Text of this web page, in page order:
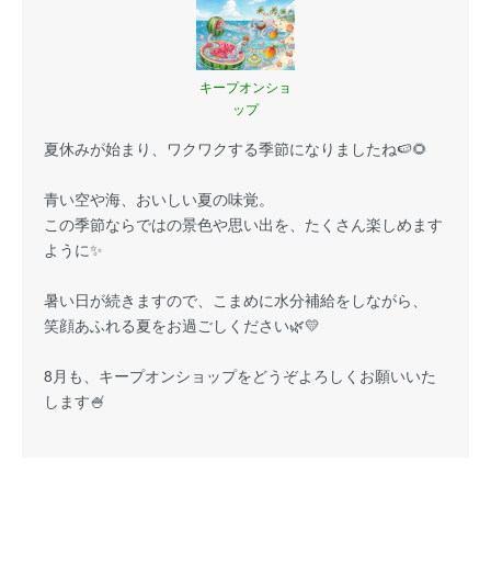
キープオンショ
ップ
夏休みが始まり、ワクワクする季節になりましたね🍉🌻
青い空や海、おいしい夏の味覚。
この季節ならではの景色や思い出を、たくさん楽しめます
ように✨
暑い日が続きますので、こまめに水分補給をしながら、
笑顔あふれる夏をお過ごしください🌿💛
8月も、キープオンショップをどうぞよろしくお願いいた
します🍧